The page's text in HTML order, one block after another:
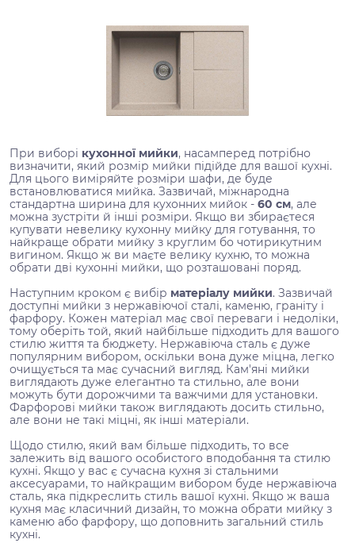
При виборі кухонної мийки, насамперед потрібно
визначити, який розмір мийки підійде для вашої кухні.
Для цього виміряйте розміри шафи, де буде
встановлюватися мийка. Зазвичай, міжнародна
стандартна ширина для кухонних мийок - 60 см, але
можна зустріти й інші розміри. Якщо ви збираєтеся
купувати невелику кухонну мийку для готування, то
найкраще обрати мийку з круглим бо чотирикутним
вигином. Якщо ж ви маєте велику кухню, то можна
обрати дві кухонні мийки, що розташовані поряд.
Наступним кроком є вибір матеріалу мийки. Зазвичай
доступні мийки з нержавіючої сталі, каменю, граніту і
фарфору. Кожен матеріал має свої переваги і недоліки,
тому оберіть той, який найбільше підходить для вашого
стилю життя та бюджету. Нержавіюча сталь є дуже
популярним вибором, оскільки вона дуже міцна, легко
очищується та має сучасний вигляд. Кам'яні мийки
виглядають дуже елегантно та стильно, але вони
можуть бути дорожчими та важчими для установки.
Фарфорові мийки також виглядають досить стильно,
але вони не такі міцні, як інші матеріали.
Щодо стилю, який вам більше підходить, то все
залежить від вашого особистого вподобання та стилю
кухні. Якщо у вас є сучасна кухня зі стальними
аксесуарами, то найкращим вибором буде нержавіюча
сталь, яка підкреслить стиль вашої кухні. Якщо ж ваша
кухня має класичний дизайн, то можна обрати мийку з
каменю або фарфору, що доповнить загальний стиль
кухні.